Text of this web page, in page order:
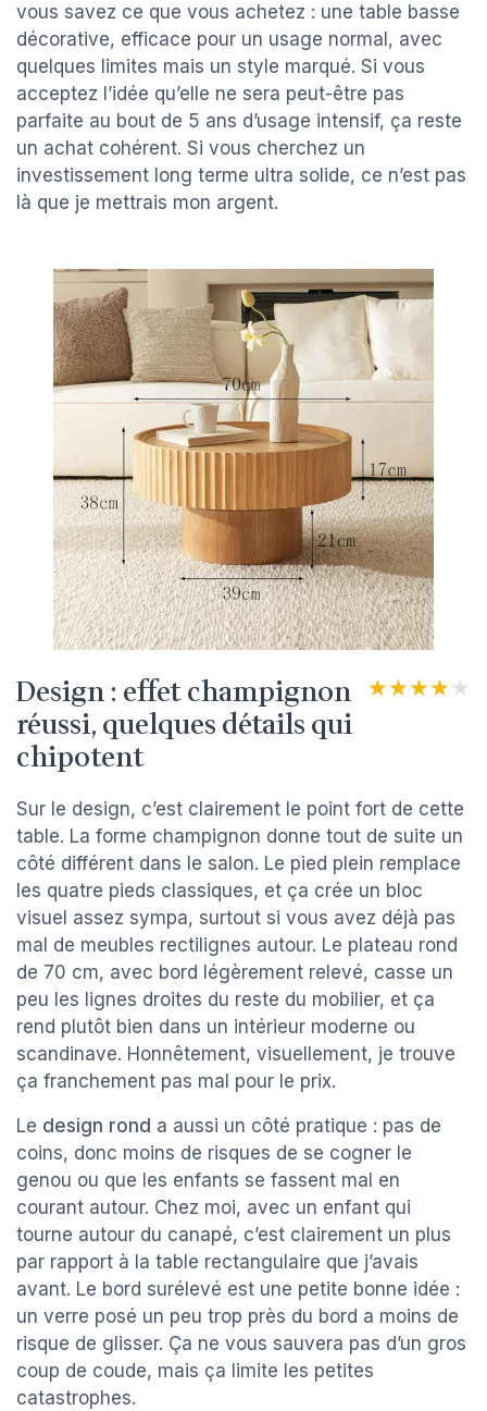
vous savez ce que vous achetez : une table basse
décorative, efficace pour un usage normal, avec
quelques limites mais un style marqué. Si vous
acceptez l’idée qu’elle ne sera peut-être pas
parfaite au bout de 5 ans d’usage intensif, ça reste
un achat cohérent. Si vous cherchez un
investissement long terme ultra solide, ce n’est pas
là que je mettrais mon argent.
Design : effet champignon
réussi, quelques détails qui
chipotent
★★★★★
★★★★★
Sur le design, c’est clairement le point fort de cette
table. La forme champignon donne tout de suite un
côté différent dans le salon. Le pied plein remplace
les quatre pieds classiques, et ça crée un bloc
visuel assez sympa, surtout si vous avez déjà pas
mal de meubles rectilignes autour. Le plateau rond
de 70 cm, avec bord légèrement relevé, casse un
peu les lignes droites du reste du mobilier, et ça
rend plutôt bien dans un intérieur moderne ou
scandinave. Honnêtement, visuellement, je trouve
ça franchement pas mal pour le prix.
Le design rond a aussi un côté pratique : pas de
coins, donc moins de risques de se cogner le
genou ou que les enfants se fassent mal en
courant autour. Chez moi, avec un enfant qui
tourne autour du canapé, c’est clairement un plus
par rapport à la table rectangulaire que j’avais
avant. Le bord surélevé est une petite bonne idée :
un verre posé un peu trop près du bord a moins de
risque de glisser. Ça ne vous sauvera pas d’un gros
coup de coude, mais ça limite les petites
catastrophes.